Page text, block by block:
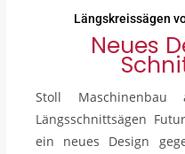
Längskreissägen
Neues
Stoll
Längsschnittsägen
ein neues Design